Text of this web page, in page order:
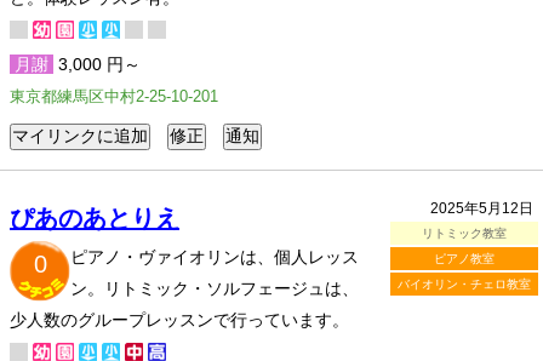
月謝 3,000 円～
東京都練馬区中村2-25-10-201
2025年5月12日
リトミック教室
ピアノ教室
バイオリン・チェロ教室
ぴあのあとりえ
0
ピアノ・ヴァイオリンは、個人レッス
ン。リトミック・ソルフェージュは、
少人数のグループレッスンで行っています。